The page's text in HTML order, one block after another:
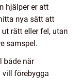
hjälper er att
nya sätt att
rätt eller fel, utan
samspel.
både när
vill förebygga